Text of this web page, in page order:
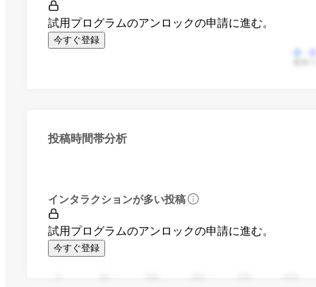
試用プログラムのアンロックの申請に進む。
今すぐ登録
投稿時間帯分析
インタラクションが多い投稿
試用プログラムのアンロックの申請に進む。
今すぐ登録